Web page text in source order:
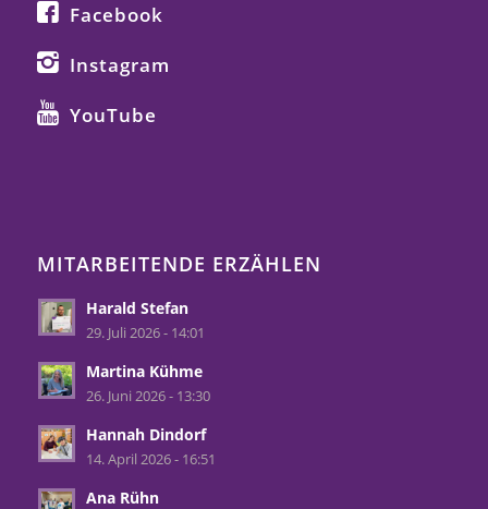
Facebook
Instagram
YouTube
MITARBEITENDE ERZÄHLEN
Harald Stefan
29. Juli 2026 - 14:01
Martina Kühme
26. Juni 2026 - 13:30
Hannah Dindorf
14. April 2026 - 16:51
Ana Rühn